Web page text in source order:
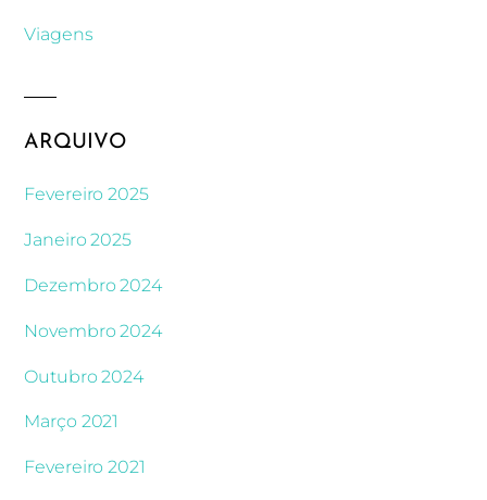
Viagens
ARQUIVO
Fevereiro 2025
Janeiro 2025
Dezembro 2024
Novembro 2024
Outubro 2024
Março 2021
Fevereiro 2021